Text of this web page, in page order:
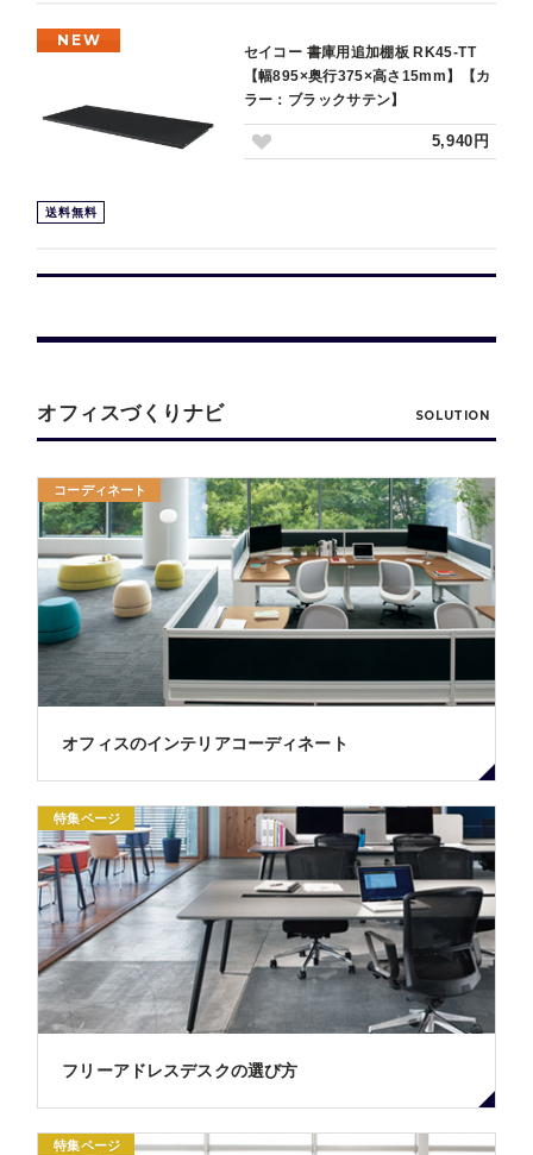
NEW
送料無料
セイコー 書庫用追加棚板 RK45-TT
【幅895×奥行375×高さ15mm】【カ
ラー：ブラックサテン】
5,940円
オフィスづくりナビ SOLUTION
コーディネート
オフィスのインテリアコーディネート
特集ページ
フリーアドレスデスクの選び方
特集ページ